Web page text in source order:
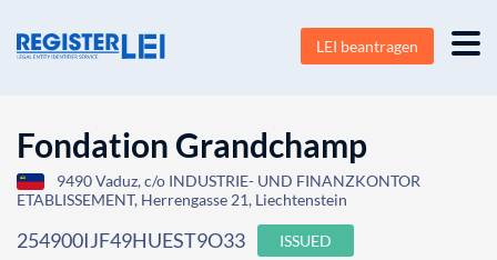
LEI beantragen
Fondation Grandchamp
9490 Vaduz, c/o INDUSTRIE- UND FINANZKONTOR
ETABLISSEMENT, Herrengasse 21, Liechtenstein
254900IJF49HUEST9O33 ISSUED